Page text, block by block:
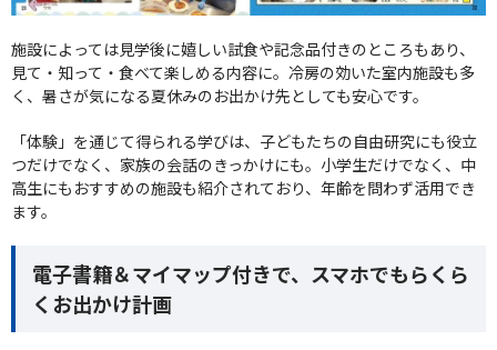
施設によっては見学後に嬉しい試食や記念品付きのところもあり、
見て・知って・食べて楽しめる内容に。冷房の効いた室内施設も多
く、暑さが気になる夏休みのお出かけ先としても安心です。
「体験」を通じて得られる学びは、子どもたちの自由研究にも役立
つだけでなく、家族の会話のきっかけにも。小学生だけでなく、中
高生にもおすすめの施設も紹介されており、年齢を問わず活用でき
ます。
電子書籍＆マイマップ付きで、スマホでもらくら
くお出かけ計画